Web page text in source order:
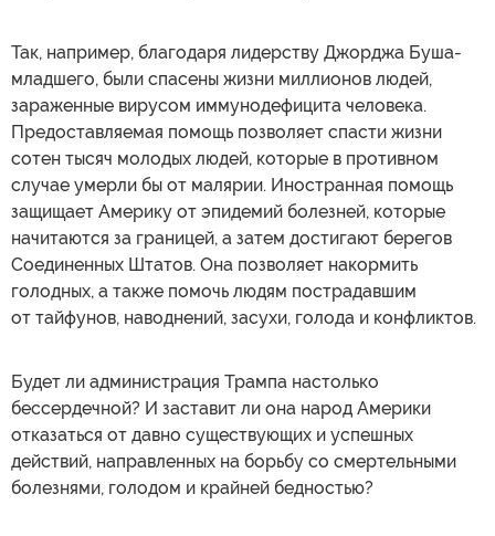
Так, например, благодаря лидерству Джорджа Буша-
младшего, были спасены жизни миллионов людей,
зараженные вирусом иммунодефицита человека.
Предоставляемая помощь позволяет спасти жизни
сотен тысяч молодых людей, которые в противном
случае умерли бы от малярии. Иностранная помощь
защищает Америку от эпидемий болезней, которые
начитаются за границей, а затем достигают берегов
Соединенных Штатов. Она позволяет накормить
голодных, а также помочь людям пострадавшим
от тайфунов, наводнений, засухи, голода и конфликтов.
Будет ли администрация Трампа настолько
бессердечной? И заставит ли она народ Америки
отказаться от давно существующих и успешных
действий, направленных на борьбу со смертельными
болезнями, голодом и крайней бедностью?